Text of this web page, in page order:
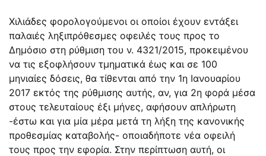
Χιλιάδες φορολογούμενοι οι οποίοι έχουν εντάξει
παλαιές ληξιπρόθεσμες οφειλές τους προς το
Δημόσιο στη ρύθμιση του ν. 4321/2015, προκειμένου
να τις εξοφλήσουν τμηματικά έως και σε 100
μηνιαίες δόσεις, θα τίθενται από την 1η Ιανουαρίου
2017 εκτός της ρύθμισης αυτής, αν, για 2η φορά μέσα
στους τελευταίους έξι μήνες, αφήσουν απλήρωτη
-έστω και για μία μέρα μετά τη λήξη της κανονικής
προθεσμίας καταβολής- οποιαδήποτε νέα οφειλή
τους προς την εφορία. Στην περίπτωση αυτή, οι